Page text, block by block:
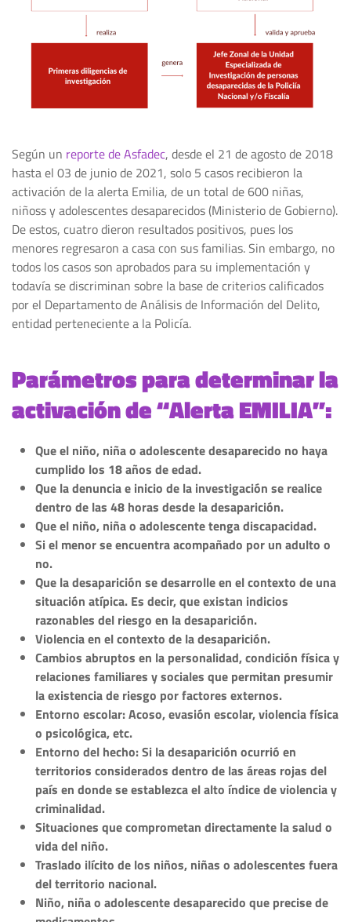
Según un reporte de Asfadec, desde el 21 de agosto de 2018
hasta el 03 de junio de 2021, solo 5 casos recibieron la
activación de la alerta Emilia, de un total de 600 niñas,
niñoss y adolescentes desaparecidos (Ministerio de Gobierno).
De estos, cuatro dieron resultados positivos, pues los
menores regresaron a casa con sus familias. Sin embargo, no
todos los casos son aprobados para su implementación y
todavía se discriminan sobre la base de criterios calificados
por el Departamento de Análisis de Información del Delito,
entidad perteneciente a la Policía.
Parámetros para determinar la
activación de “Alerta EMILIA”:
Que el niño, niña o adolescente desaparecido no haya
cumplido los 18 años de edad.
Que la denuncia e inicio de la investigación se realice
dentro de las 48 horas desde la desaparición.
Que el niño, niña o adolescente tenga discapacidad.
Si el menor se encuentra acompañado por un adulto o
no.
Que la desaparición se desarrolle en el contexto de una
situación atípica. Es decir, que existan indicios
razonables del riesgo en la desaparición.
Violencia en el contexto de la desaparición.
Cambios abruptos en la personalidad, condición física y
relaciones familiares y sociales que permitan presumir
la existencia de riesgo por factores externos.
Entorno escolar: Acoso, evasión escolar, violencia física
o psicológica, etc.
Entorno del hecho: Si la desaparición ocurrió en
territorios considerados dentro de las áreas rojas del
país en donde se establezca el alto índice de violencia y
criminalidad.
Situaciones que comprometan directamente la salud o
vida del niño.
Traslado ilícito de los niños, niñas o adolescentes fuera
del territorio nacional.
Niño, niña o adolescente desaparecido que precise de